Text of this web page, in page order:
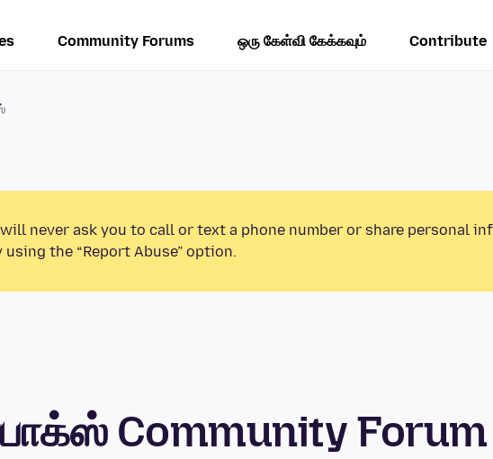
Community Forums ஒரு கேள்வி கேக்கவும் Contribute
will never ask you to call or text a phone number or share personal
the “Report Abuse” option.
Community Forum